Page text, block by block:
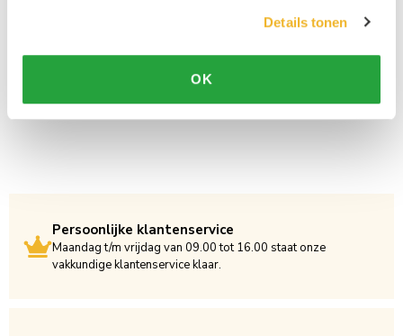
Details tonen
OK
Persoonlijke klantenservice
Maandag t/m vrijdag van 09.00 tot 16.00 staat onze
vakkundige klantenservice klaar.